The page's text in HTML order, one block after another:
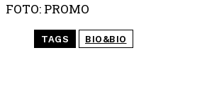
FOTO: PROMO
TAGS BIO&BIO